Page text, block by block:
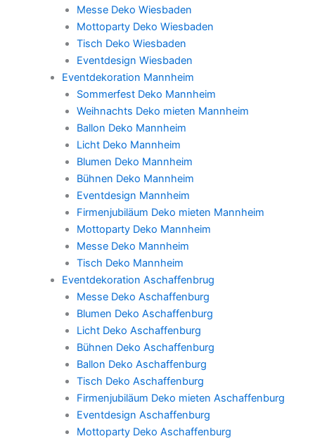
Messe Deko Wiesbaden
Mottoparty Deko Wiesbaden
Tisch Deko Wiesbaden
Eventdesign Wiesbaden
Eventdekoration Mannheim
Sommerfest Deko Mannheim
Weihnachts Deko mieten Mannheim
Ballon Deko Mannheim
Licht Deko Mannheim
Blumen Deko Mannheim
Bühnen Deko Mannheim
Eventdesign Mannheim
Firmenjubiläum Deko mieten Mannheim
Mottoparty Deko Mannheim
Messe Deko Mannheim
Tisch Deko Mannheim
Eventdekoration Aschaffenbrug
Messe Deko Aschaffenburg
Blumen Deko Aschaffenburg
Licht Deko Aschaffenburg
Bühnen Deko Aschaffenburg
Ballon Deko Aschaffenburg
Tisch Deko Aschaffenburg
Firmenjubiläum Deko mieten Aschaffenburg
Eventdesign Aschaffenburg
Mottoparty Deko Aschaffenburg